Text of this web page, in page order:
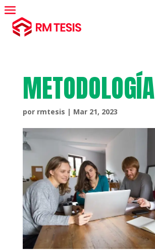
METODOLOGÍA
por rmtesis | Mar 21, 2023